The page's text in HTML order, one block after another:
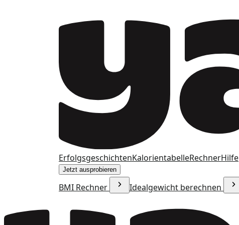
ErfolgsgeschichtenKalorientabelleRechnerHilfe
Jetzt ausprobieren
BMI Rechner Idealgewicht berechnen